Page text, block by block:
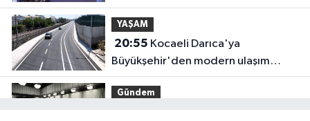
yolculuğunda yeni dönem
YAŞAM
20:55
Büyükşehir'den modern ulaşım
yatırımı
Gündem